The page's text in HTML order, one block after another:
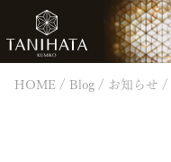
HOME Blog お知らせ